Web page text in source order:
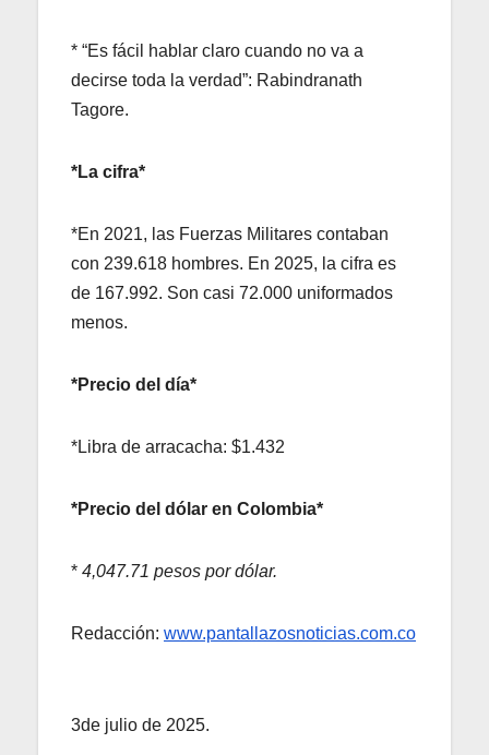
* “Es fácil hablar claro cuando no va a
decirse toda la verdad”: Rabindranath
Tagore.
*La cifra*
*En 2021, las Fuerzas Militares contaban
con 239.618 hombres. En 2025, la cifra es
de 167.992. Son casi 72.000 uniformados
menos.
*Precio del día*
*Libra de arracacha: $1.432
*Precio del dólar en Colombia*
* 4,047.71 pesos por dólar.
Redacción: www.pantallazosnoticias.com.co
3de julio de 2025.